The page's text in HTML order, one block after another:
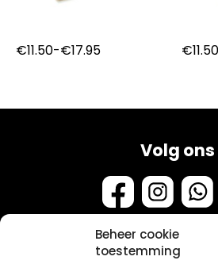
Beheer cookie
toestemming
€11.50-€17.95Prijsklasse:
€11.50
Volg ons